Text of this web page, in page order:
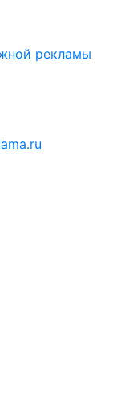
рекламы